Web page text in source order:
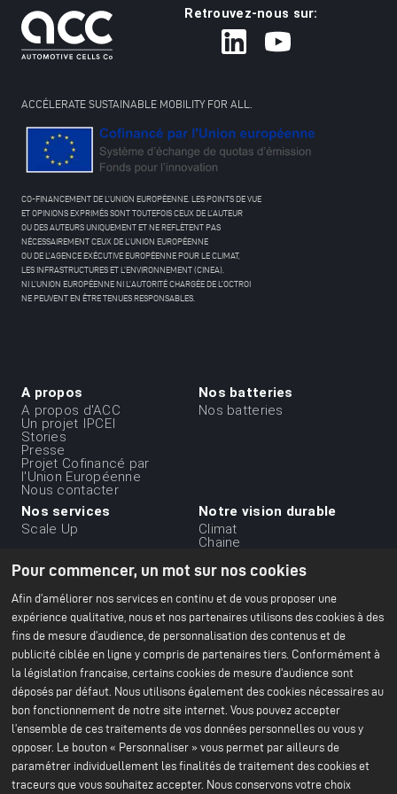
Pour commencer, un mot sur nos cookies
Afin d’améliorer nos services en continu et de vous proposer une
expérience qualitative, nous et nos partenaires utilisons des cookies à des
fins de mesure d’audience, de personnalisation des contenus et de
publicité ciblée en ligne y compris de partenaires tiers. Conformément à
la législation française, certains cookies de mesure d'audience sont
déposés par défaut. Nous utilisons également des cookies nécessaires au
bon fonctionnement de notre site internet. Vous pouvez accepter
l’ensemble de ces traitements de vos données personnelles ou vous y
opposer. Le bouton « Personnaliser » vous permet par ailleurs de
paramétrer individuellement les finalités de traitement des cookies et
traceurs que vous souhaitez accepter. Nous conservons votre choix
Retrouvez-nous sur:
ACCÉLERATE SUSTAINABLE MOBILITY FOR ALL.
CO-FINANCEMENT DE L’UNION EUROPÉENNE. LES POINTS DE VUE
ET OPINIONS EXPRIMÉS SONT TOUTEFOIS CEUX DE L’AUTEUR
OU DES AUTEURS UNIQUEMENT ET NE REFLÈTENT PAS
NÉCESSAIREMENT CEUX DE L’UNION EUROPÉENNE
OU DE L’AGENCE EXÉCUTIVE EUROPÉENNE POUR LE CLIMAT,
LES INFRASTRUCTURES ET L’ENVIRONNEMENT (CINEA).
NI L’UNION EUROPÉENNE NI L’AUTORITÉ CHARGÉE DE L’OCTROI
NE PEUVENT EN ÊTRE TENUES RESPONSABLES.
Menu
du
footer
-
1ere
ligne
A propos
A propos d'ACC
Un projet IPCEI
Stories
Presse
Projet Cofinancé par
l'Union Européenne
Nous contacter
Nos batteries
Nos batteries
Nos services
Scale Up
Notre vision durable
Climat
Chaine
durable
des affaires
Environnement
Notre rapport RSE 2024
Menu
du
footer
-
2nd
Nos établissements
Paris Office
Bruges Centre de R&D
Ligne Pilote de Nersac
Billy-Berclau Douvrin Gf
Ressources
Tout sur les batteries
Livres Blancs
Presse
Communiqués de presse
Presse & media
Nous rejoindre
Candidature spontanée
Nous rejoindre
Offres d'emploi